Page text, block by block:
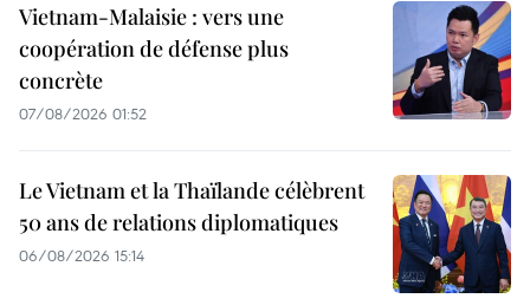
Vietnam-Malaisie : vers une
coopération de défense plus
concrète
07/08/2026 01:52
Le Vietnam et la Thaïlande célèbrent
50 ans de relations diplomatiques
06/08/2026 15:14